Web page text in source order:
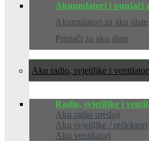
Akumulatori i punjači
Akumulatori za aku alate
Punjači za aku alate
Aku radio, svjetiljke i
Radio, svjetiljke i
Aku radio uređaji
Aku svjetiljke / reflektori
Aku ventilatori